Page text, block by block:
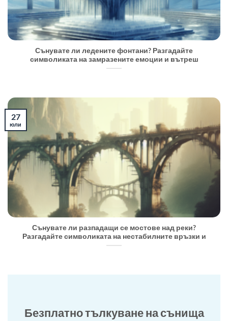
Сънувате ли ледените фонтани? Разгадайте
символиката на замразените емоции и вътреш
Сънувате ли разпадащи се мостове над реки?
Разгадайте символиката на нестабилните връзки и
27
юли
Безплатно тълкуване на сънища